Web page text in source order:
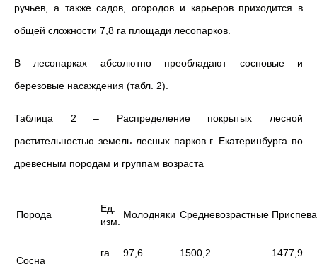
ручьев, а также садов, огородов и карьеров приходится в
общей сложности 7,8 га площади лесопарков.
В лесопарках абсолютно преобладают сосновые и
березовые насаждения (табл. 2).
Таблица 2 – Распределение покрытых лесной
растительностью земель лесных парков г. Екатеринбурга по
древесным породам и группам возраста
Порода
Ед.
изм.
Молодняки Средневозрастные
Сосна
га 97,6 1500,2
1477,9